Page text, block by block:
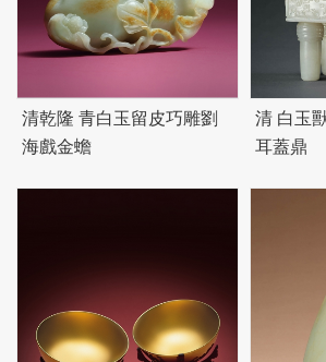
清乾隆 青白玉留皮巧雕劉
海戲金蟾
清 白玉
耳蓋鼎